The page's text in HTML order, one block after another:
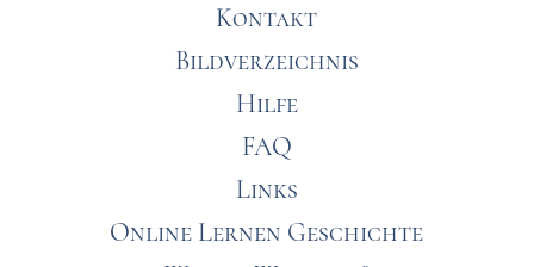
Kontakt
Bildverzeichnis
Hilfe
FAQ
Links
Online Lernen Geschichte